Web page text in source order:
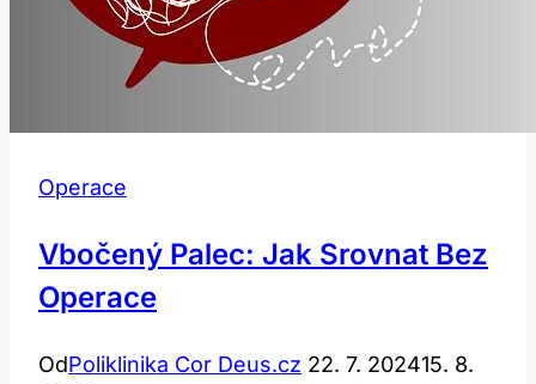
Operace
Vbočený Palec: Jak Srovnat Bez
Operace
OdPoliklinika Cor Deus.cz 22. 7. 202415. 8.